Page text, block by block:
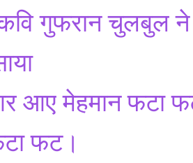
गुफरान चुलबुल ने
आए मेहमान फटा
फट।